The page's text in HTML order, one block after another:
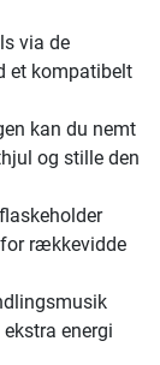
via de
et kompatibelt
kan du nemt
og stille den
rækkevidde
energi